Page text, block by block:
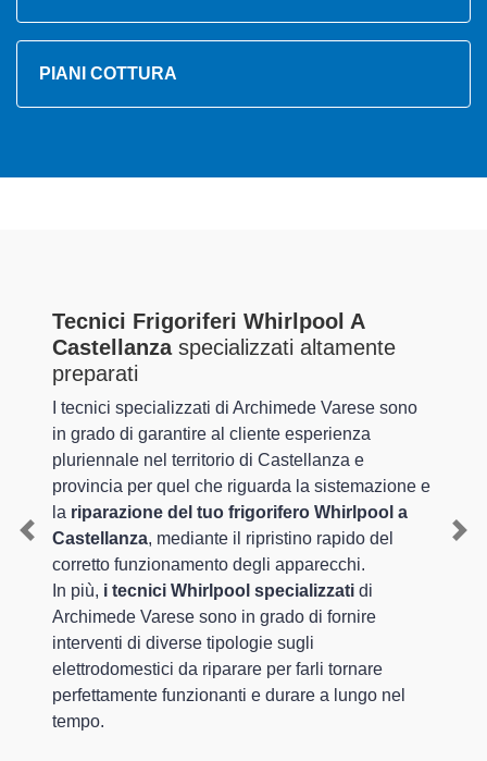
PIANI COTTURA
Tecnici Frigoriferi Whirlpool A
Castellanzaspecializzati altamente
preparati
I tecnici specializzati di Archimede Varese sono
in grado di garantire al cliente esperienza
pluriennale nel territorio di Castellanza e
provincia per quel che riguarda la sistemazione e
la riparazione del tuo frigorifero Whirlpool a
Castellanza, mediante il ripristino rapido del
corretto funzionamento degli apparecchi.
In più, i tecnici Whirlpool specializzati di
Archimede Varese sono in grado di fornire
interventi di diverse tipologie sugli
elettrodomestici da riparare per farli tornare
perfettamente funzionanti e durare a lungo nel
tempo.
Previous